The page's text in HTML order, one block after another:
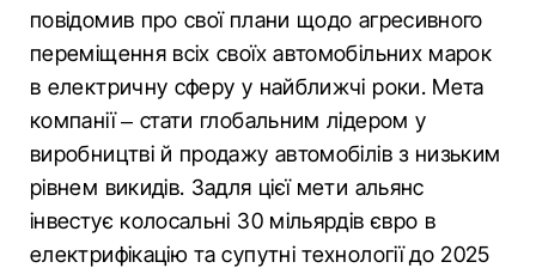
повідомив про свої плани щодо агресивного
переміщення всіх своїх автомобільних марок
в електричну сферу у найближчі роки. Мета
компанії – стати глобальним лідером у
виробництві й продажу автомобілів з низьким
рівнем викидів. Задля цієї мети альянс
інвестує колосальні 30 мільярдів євро в
електрифікацію та супутні технології до 2025